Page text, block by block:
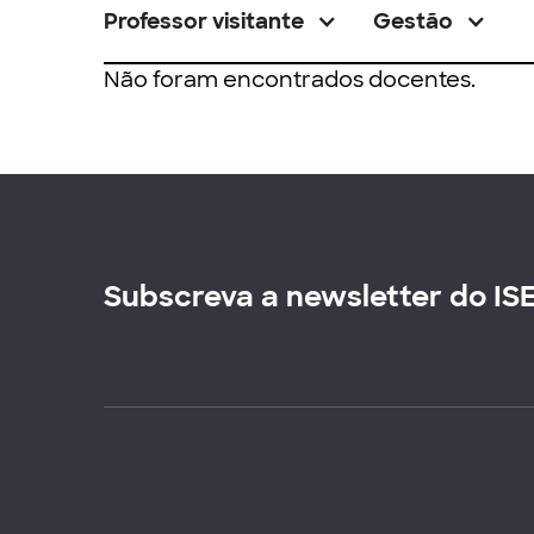
Professor visitante Gestão
Não foram encontrados docentes.
Subscreva a newsletter do